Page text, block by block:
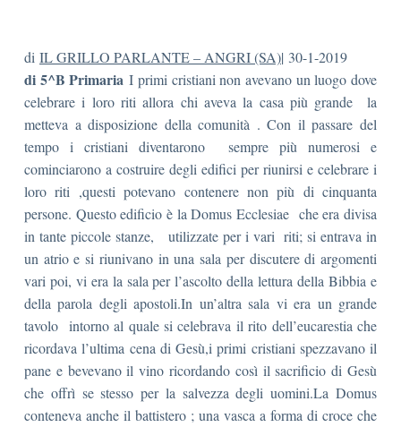
di IL GRILLO PARLANTE – ANGRI (SA)| 30-1-2019
di 5^B Primaria I primi cristiani non avevano un luogo dove
celebrare i loro riti allora chi aveva la casa più grande la
metteva a disposizione della comunità . Con il passare del
tempo i cristiani diventarono sempre più numerosi e
cominciarono a costruire degli edifici per riunirsi e celebrare i
loro riti ,questi potevano contenere non più di cinquanta
persone. Questo edificio è la Domus Ecclesiae che era divisa
in tante piccole stanze, utilizzate per i vari riti; si entrava in
un atrio e si riunivano in una sala per discutere di argomenti
vari poi, vi era la sala per l’ascolto della lettura della Bibbia e
della parola degli apostoli.In un’altra sala vi era un grande
tavolo intorno al quale si celebrava il rito dell’eucarestia che
ricordava l’ultima cena di Gesù,i primi cristiani spezzavano il
pane e bevevano il vino ricordando così il sacrificio di Gesù
che offrì se stesso per la salvezza degli uomini.La Domus
conteneva anche il battistero ; una vasca a forma di croce che